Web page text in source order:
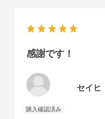
感謝です！
セイヒ